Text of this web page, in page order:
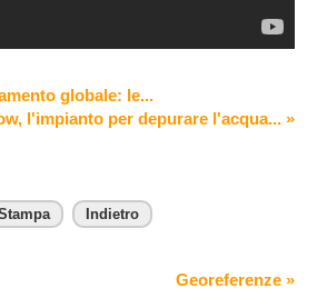
globale: le...
l'impianto per depurare l'acqua... »
Indietro
Georeferenze »